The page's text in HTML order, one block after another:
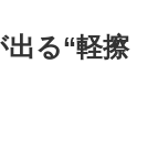
る“軽擦